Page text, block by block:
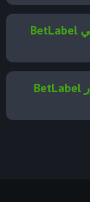
هل ستعمل ميزة تذكرني في BetLabel
هل يجب أن أغير كلمة مرور BetLabel